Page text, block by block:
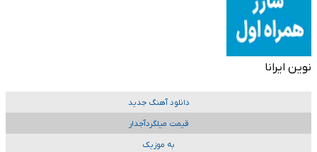
نوین ایرانا
دانلود آهنگ جدید
قیمت میلگردآجدار
به موزیک